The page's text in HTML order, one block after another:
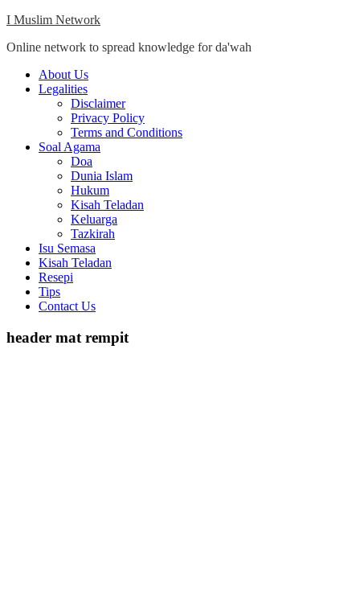
Skip
content
I Muslim Network
Online network to spread knowledge for da'wah
Close
Menu
About Us
Legalities
Disclaimer
Privacy Policy
Terms and Conditions
Soal Agama
Doa
Dunia Islam
Hukum
Kisah Teladan
Keluarga
Tazkirah
Isu Semasa
Kisah Teladan
Resepi
Tips
Contact Us
header mat rempit